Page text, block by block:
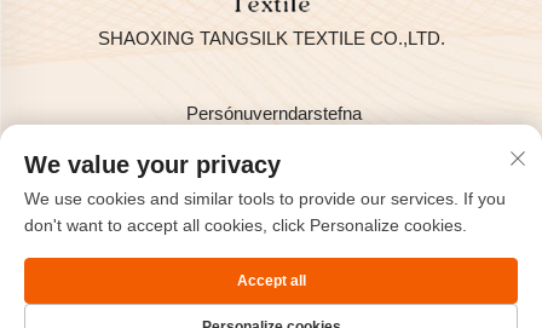
SHAOXING TANGSILK TEXTILE CO.,LTD.
Persónuverndarstefna
Höfundarréttur © 2025 hjá SHAOXING TANGSILK TEXTILE
CO.,LTD
Hafðu samband
Address: Rm801, 8H, Haizhou alþjóða, Keqiao, Shaoxing,
Zhejiang, Kína.
We value your privacy
We use cookies and similar tools to provide our services. If you
don't want to accept all cookies, click Personalize cookies.
Accept all